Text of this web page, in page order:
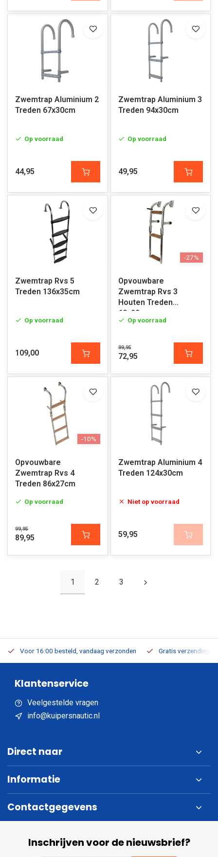
Zwemtrap Aluminium 2
Treden 67x30cm
Op voorraad
44,95
Zwemtrap Aluminium 3
Treden 94x30cm
Op voorraad
49,95
Zwemtrap Rvs 5
Treden 136x35cm
Op voorraad
109,00
-27%
Opvouwbare
Zwemtrap Rvs 3
Houten Treden
60x22cm
Op voorraad
99,95
72,95
-10%
Opvouwbare
Zwemtrap Rvs 4
Treden 86x27cm
Op voorraad
99,95
89,95
Zwemtrap Aluminium 4
Treden 124x30cm
Niet op voorraad
59,95
1 2 3
Voor 16:00 besteld, vandaag verzonden Gratis verzending
Klantenservice
Veelgestelde vragen
info@kuipersnautic.nl
Direct naar
Informatie
Contactgegevens
Inschrijven voor de nieuwsbrief?